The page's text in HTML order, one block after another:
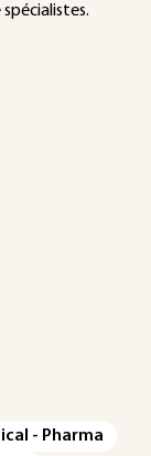
- Pharma